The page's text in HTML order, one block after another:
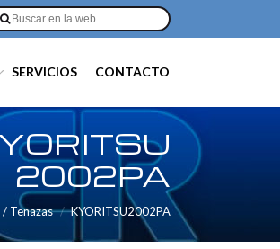
SERVICIOS CONTACTO
2002PA
Tenazas KYORITSU2002PA